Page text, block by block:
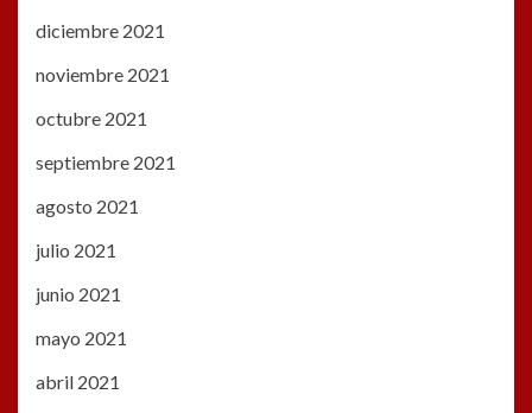
diciembre 2021
noviembre 2021
octubre 2021
septiembre 2021
agosto 2021
julio 2021
junio 2021
mayo 2021
abril 2021